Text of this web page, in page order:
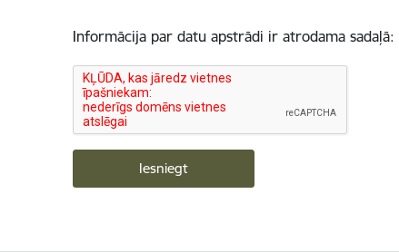
Informācija par datu apstrādi ir atrodama sadaļā: